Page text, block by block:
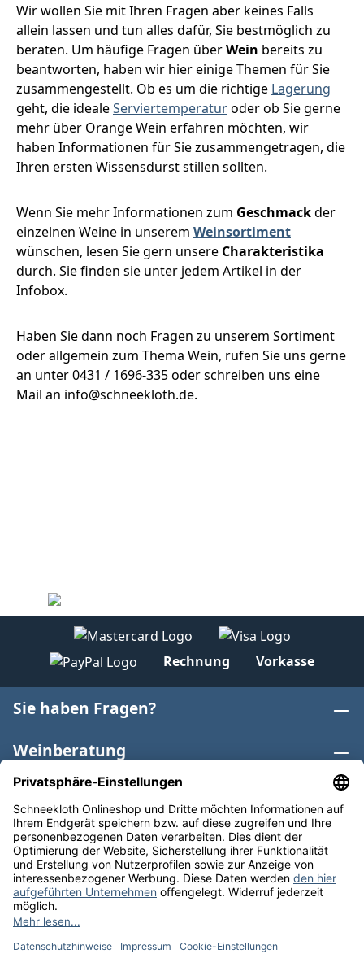
Wir wollen Sie mit Ihren Fragen aber keines Falls
allein lassen und tun alles dafür, Sie bestmöglich zu
beraten. Um häufige Fragen überWein bereits zu
beantworten, haben wir hier einige Themen für Sie
zusammengestellt. Ob es um die richtige Lagerung
geht, die idealeServiertemperaturoder ob Sie gerne
mehr über Orange Wein erfahren möchten, wir
haben Informationen für Sie zusammengetragen, die
Ihren ersten Wissensdurst stillen sollten.
Wenn Sie mehr Informationen zum Geschmackder
einzelnen Weine in unserem Weinsortiment
wünschen, lesen Sie gern unsere Charakteristika
durch. Sie finden sie unter jedem Artikel in der
Infobox.
Haben Sie dann noch Fragen zu unserem Sortiment
oder allgemein zum Thema Wein, rufen Sie uns gerne
an unter 0431 / 1696-335 oder schreiben uns eine
Mail an info@schneekloth.de.
Rechnung Vorkasse
Sie haben Fragen?
Weinberatung
Informationen
Weinkategorien
Internationaler Wein
* Alle Preise inkl. gesetzl. Mehrwertsteuer zzgl.
anders angegeben. Bioprodukte im Bio-Kontrollverfahren